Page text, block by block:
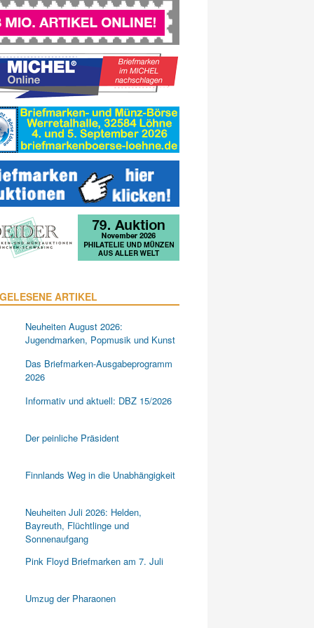
ARTIKEL
Neuheiten August 2026:
Jugendmarken, Popmusik und Kunst
Das Briefmarken-Ausgabeprogramm
2026
Informativ und aktuell: DBZ 15/2026
Der peinliche Präsident
Finnlands Weg in die Unabhängigkeit
Neuheiten Juli 2026: Helden,
Bayreuth, Flüchtlinge und
Sonnenaufgang
Pink Floyd Briefmarken am 7. Juli
Umzug der Pharaonen